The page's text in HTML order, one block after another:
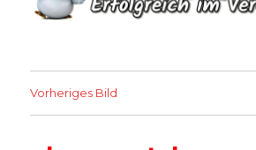
Vorheriges Bild